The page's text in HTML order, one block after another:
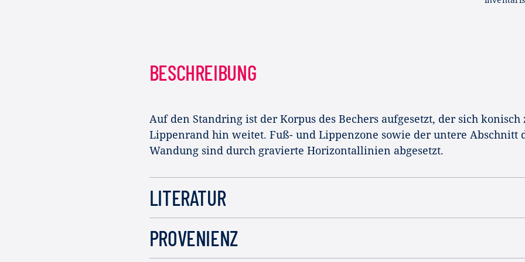
BESCHREIBUNG
Auf den Standring ist der Korpus des Bechers aufgesetzt, der sich konisch
Lippenrand hin weitet. Fuß- und Lippenzone sowie der untere Abschnitt
Wandung sind durch gravierte Horizontallinien abgesetzt.
LITERATUR
PROVENIENZ